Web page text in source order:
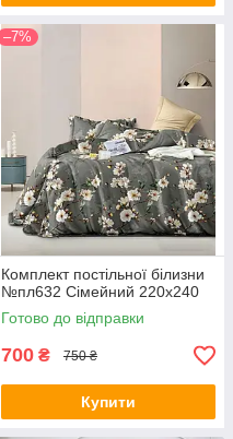
–7%
Комплект постільної білизни
№пл632 Сімейний 220х240
Готово до відправки
700 ₴ 750 ₴
Купити